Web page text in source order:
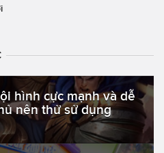
hình cực mạnh và dễ
nên thử sử dụng